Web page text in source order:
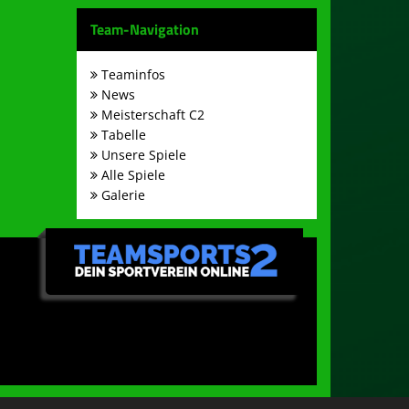
Team-Navigation
Teaminfos
News
Meisterschaft C2
Tabelle
Unsere Spiele
Alle Spiele
Galerie